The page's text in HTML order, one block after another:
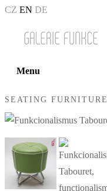
CZ EN DE
Menu
SEATING FURNITURE